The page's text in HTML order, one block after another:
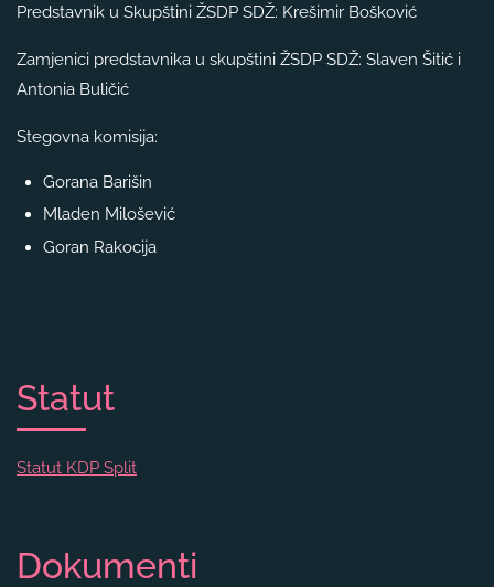
Predstavnik u Skupštini ŽSDP SDŽ: Krešimir Bošković
Zamjenici predstavnika u skupštini ŽSDP SDŽ: Slaven Šitić i
Antonia Buličić
Stegovna komisija:
Gorana Barišin
Mladen Milošević
Goran Rakocija
Statut
Statut KDP Split
Dokumenti